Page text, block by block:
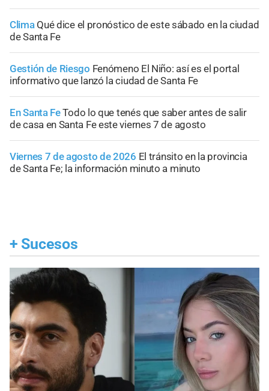
Clima Qué dice el pronóstico de este sábado en la ciudad
de Santa Fe
Gestión de Riesgo Fenómeno El Niño: así es el portal
informativo que lanzó la ciudad de Santa Fe
En Santa FeTodo lo que tenés que saber antes de salir
de casa en Santa Fe este viernes 7 de agosto
Viernes 7 de agosto de 2026 El tránsito en la provincia
de Santa Fe; la información minuto a minuto
+ Sucesos